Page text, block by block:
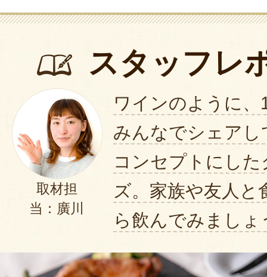
スタッフレ
取材担
当：廣川
ワインのように
みんなでシェア
コンセプトにし
ズ。家族や友人と
ら飲んでみましょ